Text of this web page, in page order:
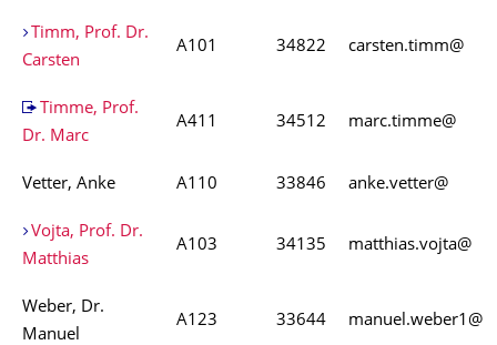
Timm, Prof. Dr.
Carsten
A101 34822 carsten.timm@
Timme, Prof.
Dr. Marc
A411 34512 marc.timme@
Vetter, Anke A110 33846 anke.vetter@
Vojta, Prof. Dr.
Matthias
A103 34135 matthias.vojta@
Weber, Dr.
Manuel
A123 33644 manuel.weber1@